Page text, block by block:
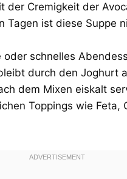
der Cremigkeit der
Tagen ist diese Suppe
schnelles
durch den Joghurt
dem Mixen eiskalt
Toppings wie